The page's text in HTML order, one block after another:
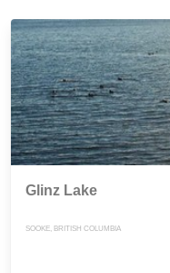
Glinz Lake
SOOKE, BRITISH COLUMBIA